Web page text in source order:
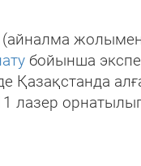
(айналма
бойынша
Қазақстанда
лазер